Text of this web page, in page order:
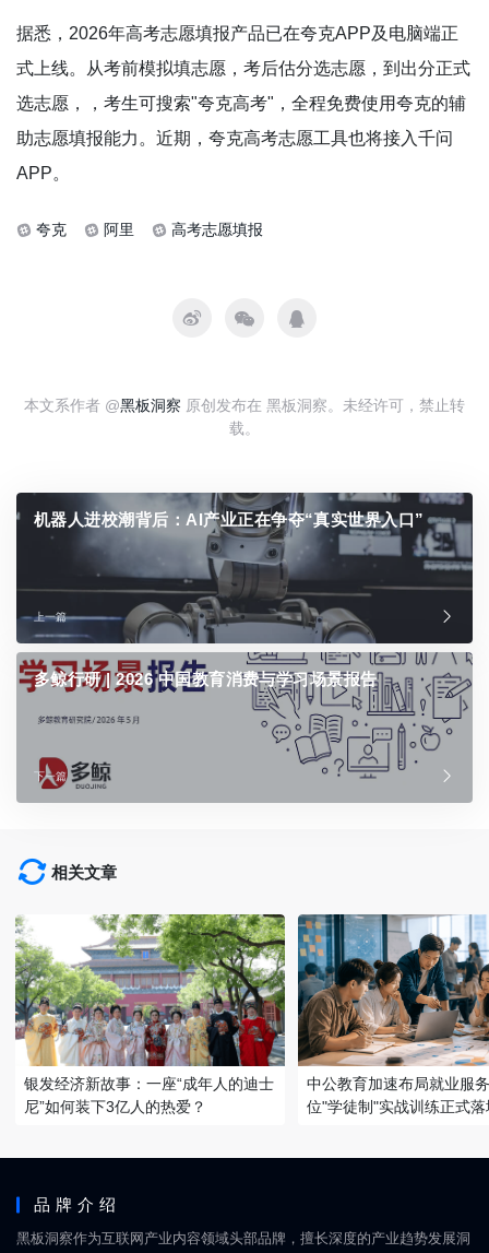
据悉，2026年高考志愿填报产品已在夸克APP及电脑端正
式上线。从考前模拟填志愿，考后估分选志愿，到出分正式
选志愿，，考生可搜索"夸克高考"，全程免费使用夸克的辅
助志愿填报能力。近期，夸克高考志愿工具也将接入千问
APP。
夸克 阿里 高考志愿填报
本文系作者 @黑板洞察 原创发布在 黑板洞察。未经许可，禁止转
载。
机器人进校潮背后：AI产业正在争夺“真实世界入口”
上一篇
多鲸行研 | 2026 中国教育消费与学习场景报告
下一篇
相关文章
银发经济新故事：一座“成年人的迪士
尼”如何装下3亿人的热爱？
中公教育加速布局就业服
位"学徒制"实战训练正式落
品牌介绍
黑板洞察作为互联网产业内容领域头部品牌，擅长深度的产业趋势发展洞